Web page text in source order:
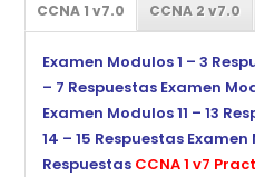
CCNA 1 v7.0 CCNA 2 v7.0
Examen Modulos 1 – 3
– 7 Respuestas Examen
Examen Modulos 11 – 13
14 – 15 Respuestas Examen
Respuestas CCNA 1 v7